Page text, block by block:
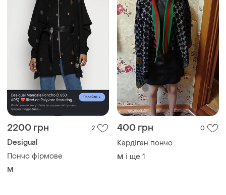
2200 грн 2
Desigual
Пончо фірмове
M
400 грн 0
Кардіган пончо
M і ще 1